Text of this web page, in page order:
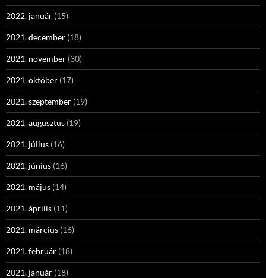
2022. január (15)
2021. december (18)
2021. november (30)
2021. október (17)
2021. szeptember (19)
2021. augusztus (19)
2021. július (16)
2021. június (16)
2021. május (14)
2021. április (11)
2021. március (16)
2021. február (18)
2021. január (18)